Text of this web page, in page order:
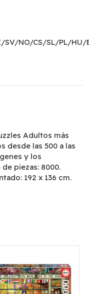
NO/CS/SL/PL/HU/
Adultos más
desde las 500 a las
y los
piezas: 8000.
192 x 136 cm.